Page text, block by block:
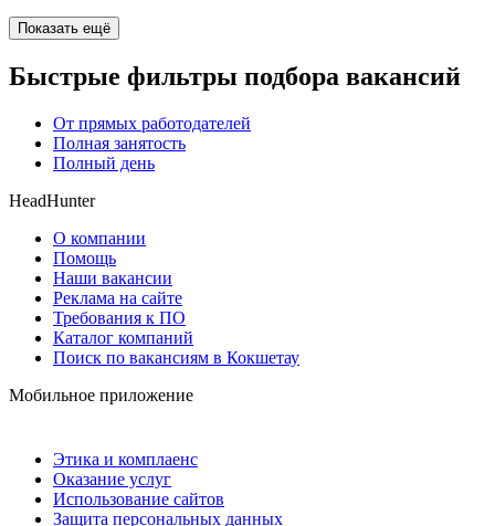
Показать ещё
Быстрые фильтры подбора вакансий
От прямых работодателей
Полная занятость
Полный день
HeadHunter
О компании
Помощь
Наши вакансии
Реклама на сайте
Требования к ПО
Каталог компаний
Поиск по вакансиям в Кокшетау
Мобильное приложение
Этика и комплаенс
Оказание услуг
Использование сайтов
Защита персональных данных